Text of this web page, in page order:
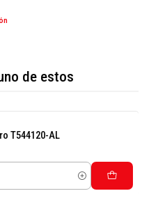
de estos
T544120-AL